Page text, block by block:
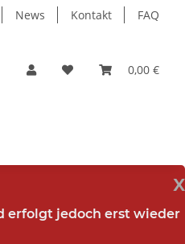
News Kontakt FAQ
0,00 €
x
erfolgt jedoch erst wieder